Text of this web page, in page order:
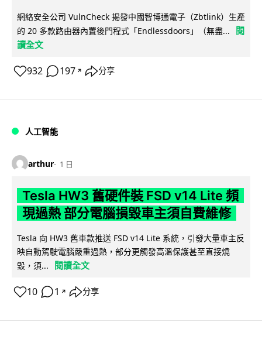
網絡安全公司 VulnCheck 揭發中國智博通電子（Zbtlink）生產
的 20 多款路由器內置後門程式「Endlessdoors」（無盡...
閱
讀全文
932 197 ↗ 分享
人工智能
arthur 1 日
Tesla HW3 舊硬件裝 FSD v14 Lite 頻
現過熱 部分電腦損毀車主須自費維修
Tesla 向 HW3 舊車款推送 FSD v14 Lite 系統，引發大量車主反
映自動駕駛電腦嚴重過熱，部分更觸發高溫保護甚至直接燒
毀，須...
閱讀全文
10 1 ↗ 分享